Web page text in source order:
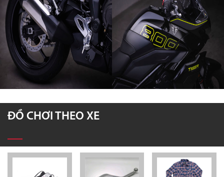
ĐỒ CHƠI THEO XE